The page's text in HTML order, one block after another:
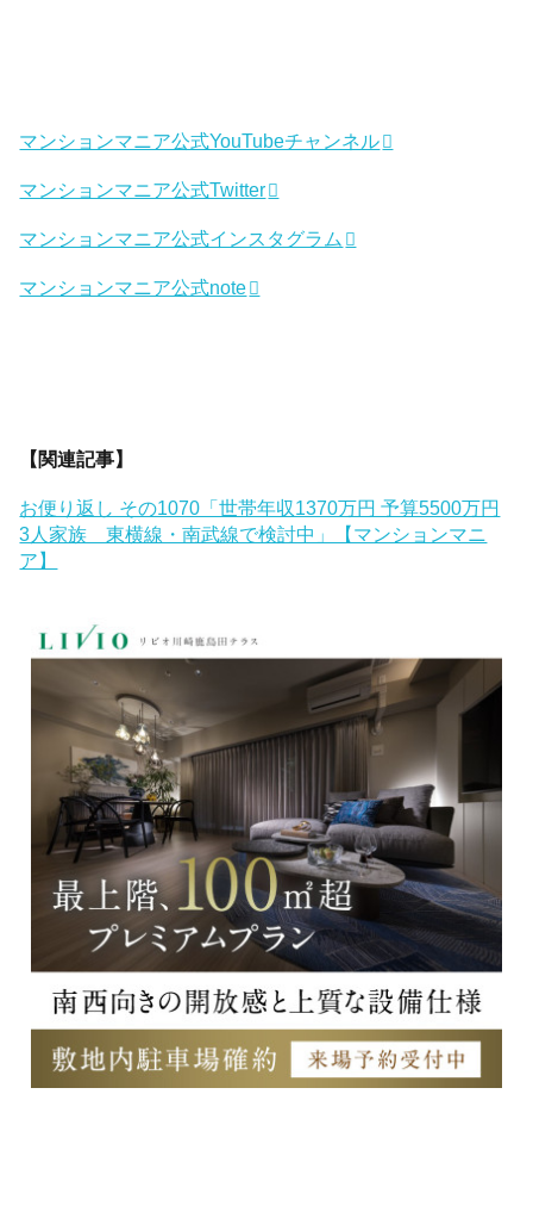
マンションマニア公式YouTubeチャンネル
マンションマニア公式Twitter
マンションマニア公式インスタグラム
マンションマニア公式note
【関連記事】
お便り返し その1070「世帯年収1370万円 予算5500万円
3人家族 東横線・南武線で検討中」【マンションマニ
ア】